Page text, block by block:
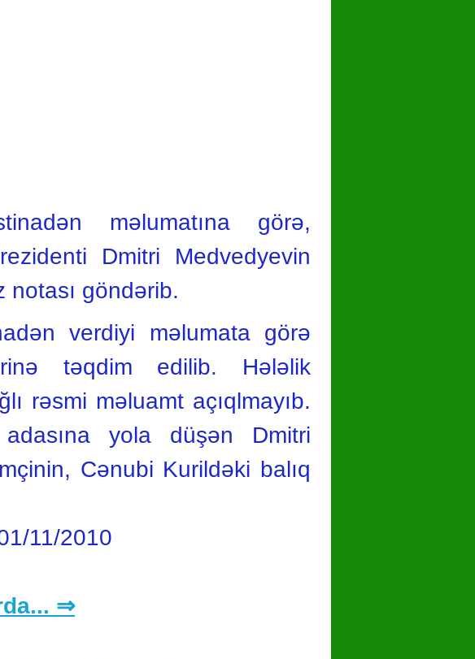
məlumatına görə,
Dmitri Medvedyevin
notası göndərib.
verdiyi məlumata görə
təqdim edilib. Hələlik
rəsmi məluamt açıqlmayıb.
yola düşən Dmitri
Cənubi Kurildəki balıq
11/2010
⇒